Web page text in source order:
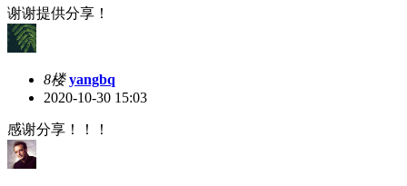
谢谢提供分享！
8楼 yangbq
2020-10-30 15:03
感谢分享！！！